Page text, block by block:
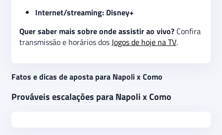
Internet/streaming: Disney+
Quer saber mais sobre onde assistir ao vivo? Confira
transmissão e horários dosJogos de hoje na TV.
Fatos e dicas de aposta para Napoli x Como
Prováveis escalações para Napoli x Como